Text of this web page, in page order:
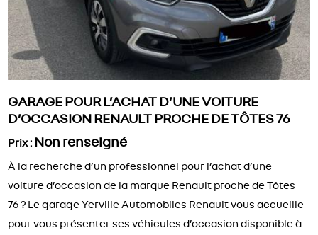
GARAGE POUR L’ACHAT D’UNE VOITURE
D’OCCASION RENAULT PROCHE DE TÔTES 76
Prix : Non renseigné
À la recherche d’un professionnel pour l’achat d’une
voiture d’occasion de la marque Renault proche de Tôtes
76 ? Le garage Yerville Automobiles Renault vous accueille
pour vous présenter ses véhicules d’occasion disponible à